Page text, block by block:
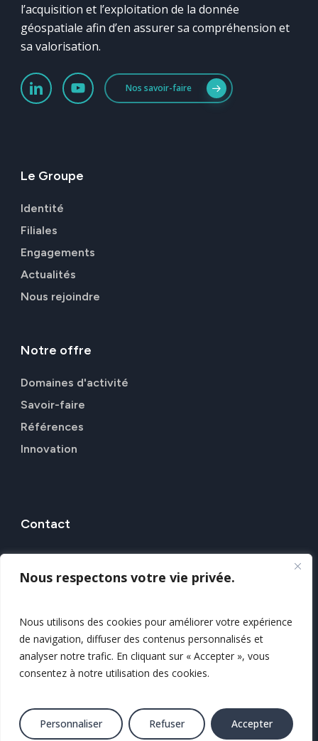
Nous respectons votre vie privée.
Nous utilisons des cookies pour améliorer votre expérience
de navigation, diffuser des contenus personnalisés et
analyser notre trafic. En cliquant sur « Accepter », vous
consentez à notre utilisation des cookies.
Personnaliser Refuser Accepter
l’acquisition et l’exploitation de la donnée
géospatiale afin d’en assurer sa compréhension et
sa valorisation.
Nos savoir-faire
Le Groupe
Identité
Filiales
Engagements
Actualités
Nous rejoindre
Notre offre
Domaines d'activité
Savoir-faire
Références
Innovation
Contact
7 Rue Alfred Kastler, 44307 NANTES
© 2025 Tous droits réservés GEOFIT
Mentions légales
Politique de confidentialité